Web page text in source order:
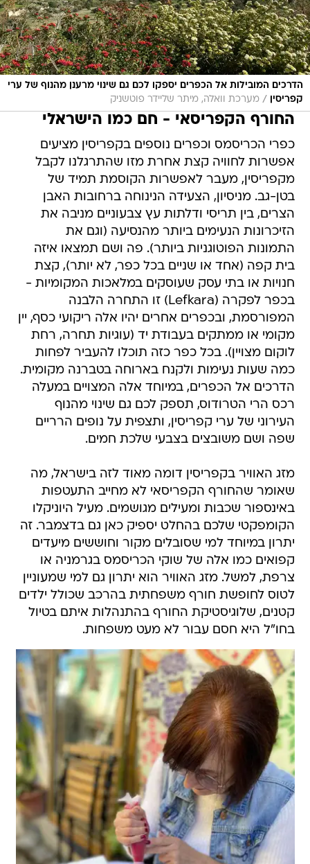
הדרכים המובילות אל הכפרים יספקו לכם גם שינוי מרענן מהנוף של ערי
קפריסין
/ מערכת וואלה, מיתר שליידר פוטשניק
החורף הקפריסאי - חם כמו הישראלי
כפרי הכריסמס וכפרים נוספים בקפריסין מציעים
אפשרות לחוויה קצת אחרת מזו שהתרגלנו לקבל
מקפריסין, מעבר לאפשרות הקוסמת תמיד של
בטן-גב. מניסיון, הצעידה הנינוחה ברחובות האבן
הצרים, בין תריסי ודלתות עץ צבעוניים מניבה את
הזיכרונות הנעימים ביותר מהנסיעה (וגם את
התמונות הפוטוגניות ביותר). פה ושם תמצאו איזה
בית קפה (אחד או שניים בכל כפר, לא יותר), קצת
חנויות או בתי עסק שעוסקים במלאכות המקומיות -
בכפר לפקרה (Lefkara) זו התחרה הלבנה
המפורסמת, ובכפרים אחרים יהיו אלה ריקועי כסף, יין
מקומי או ממתקים בעבודת יד (עוגיות תחרה, רחת
לוקום מצויין). בכל כפר כזה תוכלו להעביר לפחות
כמה שעות נעימות ולקנח בארוחה בטברנה מקומית.
הדרכים אל הכפרים, במיוחד אלה המצויים במעלה
רכס הרי הטרודוס, תספק לכם גם שינוי מהנוף
העירוני של ערי קפריסין, ותצפית על נופים הרריים
שפה ושם משובצים בצבעי שלכת חמים.
מזג האוויר בקפריסין דומה מאוד לזה בישראל, מה
שאומר שהחורף הקפריסאי לא מחייב התעטפות
באינספור שכבות ומעילים מגושמים. מעיל היוניקלו
הקומפקטי שלכם בהחלט יספיק כאן גם בדצמבר. זה
יתרון במיוחד למי שסובלים מקור וחוששים מיעדים
קפואים כמו אלה של שוקי הכריסמס בגרמניה או
צרפת, למשל. מזג האוויר הוא יתרון גם למי שמעוניין
לטוס לחופשת חורף משפחתית בהרכב שכולל ילדים
קטנים, שלוגיסטיקת החורף בהתנהלות איתם בטיול
בחו"ל היא חסם עבור לא מעט משפחות.